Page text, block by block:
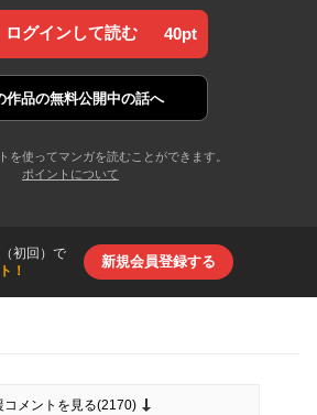
ログインして読む 40pt
作品の無料公開中の話へ
を使ってマンガを読むことができます。
ポイントについて
初回）で
！
新規会員登録する
コメントを見る(2170)